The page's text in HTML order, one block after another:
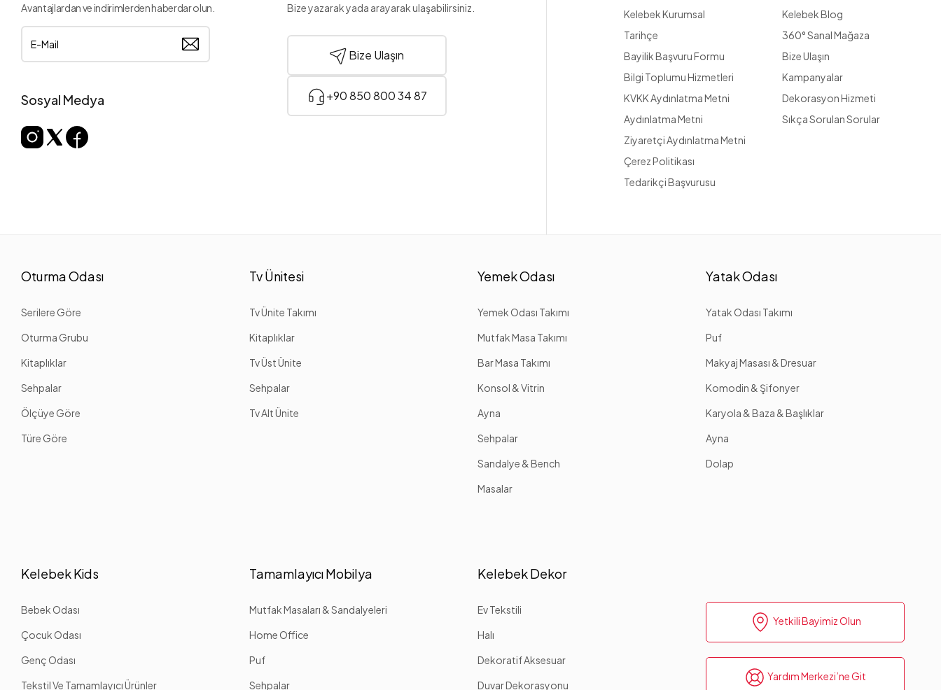
Avantajlardan ve indirimlerden haberdar olun.
Sosyal Medya
Bize yazarak yada arayarak ulaşabilirsiniz.
Bize Ulaşın
+90 850 800 34 87
Kelebek Kurumsal
Tarihçe
Bayilik Başvuru Formu
Bilgi Toplumu Hizmetleri
KVKK Aydınlatma Metni
Aydınlatma Metni
Ziyaretçi Aydınlatma Metni
Çerez Politikası
Tedarikçi Başvurusu
Kelebek Blog
360° Sanal Mağaza
Bize Ulaşın
Kampanyalar
Dekorasyon Hizmeti
Sıkça Sorulan Sorular
Oturma Odası
Serilere Göre
Oturma Grubu
Kitaplıklar
Sehpalar
Ölçüye Göre
Türe Göre
Tv Ünitesi
Tv Ünite Takımı
Kitaplıklar
Tv Üst Ünite
Sehpalar
Tv Alt Ünite
Yemek Odası
Yemek Odası Takımı
Mutfak Masa Takımı
Bar Masa Takımı
Konsol & Vitrin
Ayna
Sehpalar
Sandalye & Bench
Masalar
Yatak Odası
Yatak Odası Takımı
Puf
Makyaj Masası & Dresuar
Komodin & Şifonyer
Karyola & Baza & Başlıklar
Ayna
Dolap
Kelebek Kids
Bebek Odası
Çocuk Odası
Genç Odası
Tekstil Ve Tamamlayıcı Ürünler
Tamamlayıcı Mobilya
Mutfak Masaları & Sandalyeleri
Home Office
Puf
Sehpalar
Kelebek Dekor
Ev Tekstili
Halı
Dekoratif Aksesuar
Duvar Dekorasyonu
Yetkili Bayimiz Olun
Yardım Merkezi’ne Git